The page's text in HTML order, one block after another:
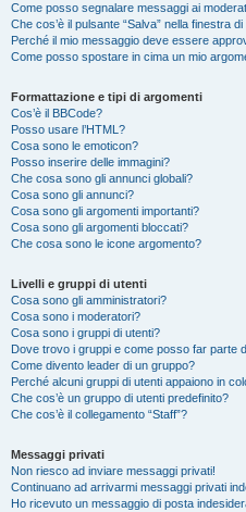
Come posso segnalare messaggi ai
Che cos’è il pulsante “Salva” nella finestra
Perché il mio messaggio deve essere
Come posso spostare in cima un mio
Formattazione e tipi di argomenti
Cos’è il BBCode?
Posso usare l’HTML?
Cosa sono le emoticon?
Posso inserire delle immagini?
Che cosa sono gli annunci globali?
Cosa sono gli annunci?
Cosa sono gli argomenti importanti?
Cosa sono gli argomenti bloccati?
Che cosa sono le icone argomento?
Livelli e gruppi di utenti
Cosa sono gli amministratori?
Cosa sono i moderatori?
Cosa sono i gruppi di utenti?
Dove trovo i gruppi e come posso far parte
Come divento leader di un gruppo?
Perché alcuni gruppi di utenti appaiono in
Che cos’è un gruppo di utenti predefinito?
Che cos’è il collegamento “Staff”?
Messaggi privati
Non riesco ad inviare messaggi privati!
Continuano ad arrivarmi messaggi privati
Ho ricevuto un messaggio di posta